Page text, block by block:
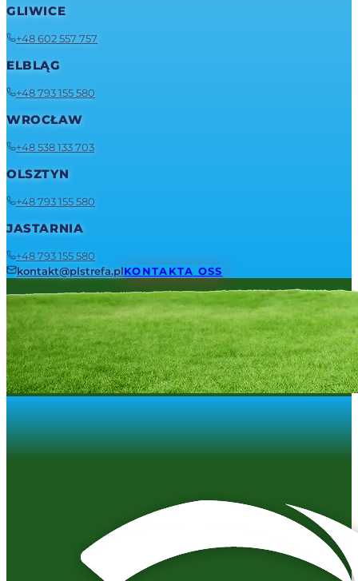
GLIWICE
+48 602 557 757
ELBLĄG
+48 793 155 580
WROCŁAW
+48 538 133 703
OLSZTYN
+48 793 155 580
JASTARNIA
+48 793 155 580
kontakt@plstrefa.plKONTAKTA OSS